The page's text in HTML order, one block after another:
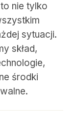
nie tylko
sytuacji.
skład,
środki